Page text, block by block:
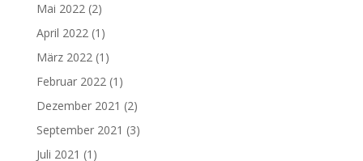
Mai 2022(2)
April 2022(1)
März 2022(1)
Februar 2022(1)
Dezember 2021 (2)
September 2021 (3)
Juli 2021 (1)